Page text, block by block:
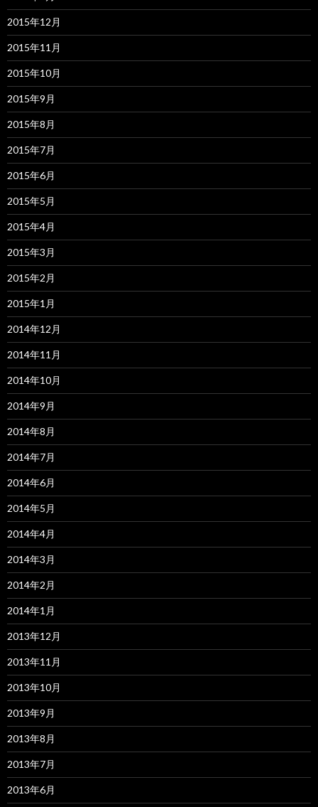
2015年12月
2015年11月
2015年10月
2015年9月
2015年8月
2015年7月
2015年6月
2015年5月
2015年4月
2015年3月
2015年2月
2015年1月
2014年12月
2014年11月
2014年10月
2014年9月
2014年8月
2014年7月
2014年6月
2014年5月
2014年4月
2014年3月
2014年2月
2014年1月
2013年12月
2013年11月
2013年10月
2013年9月
2013年8月
2013年7月
2013年6月